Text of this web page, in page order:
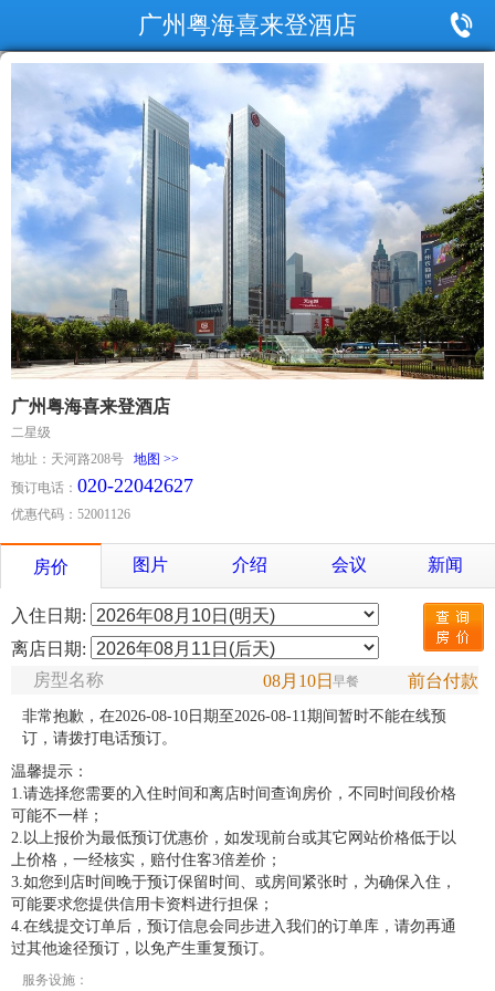
广州粤海喜来登酒店
广州粤海喜来登酒店
二星级
地址：天河路208号 地图 >>
预订电话： 020-22042627
优惠代码：52001126
房价 图片 介绍 会议 新闻
入住日期:
离店日期:
08月10日早餐 前台付款
房型名称
非常抱歉，在2026-08-10日期至2026-08-11期间暂时不能在线预
订，请拨打电话预订。
温馨提示：
1.请选择您需要的入住时间和离店时间查询房价，不同时间段价格
可能不一样；
2.以上报价为最低预订优惠价，如发现前台或其它网站价格低于以
上价格，一经核实，赔付住客3倍差价；
3.如您到店时间晚于预订保留时间、或房间紧张时，为确保入住，
可能要求您提供信用卡资料进行担保；
4.在线提交订单后，预订信息会同步进入我们的订单库，请勿再通
过其他途径预订，以免产生重复预订。
服务设施：